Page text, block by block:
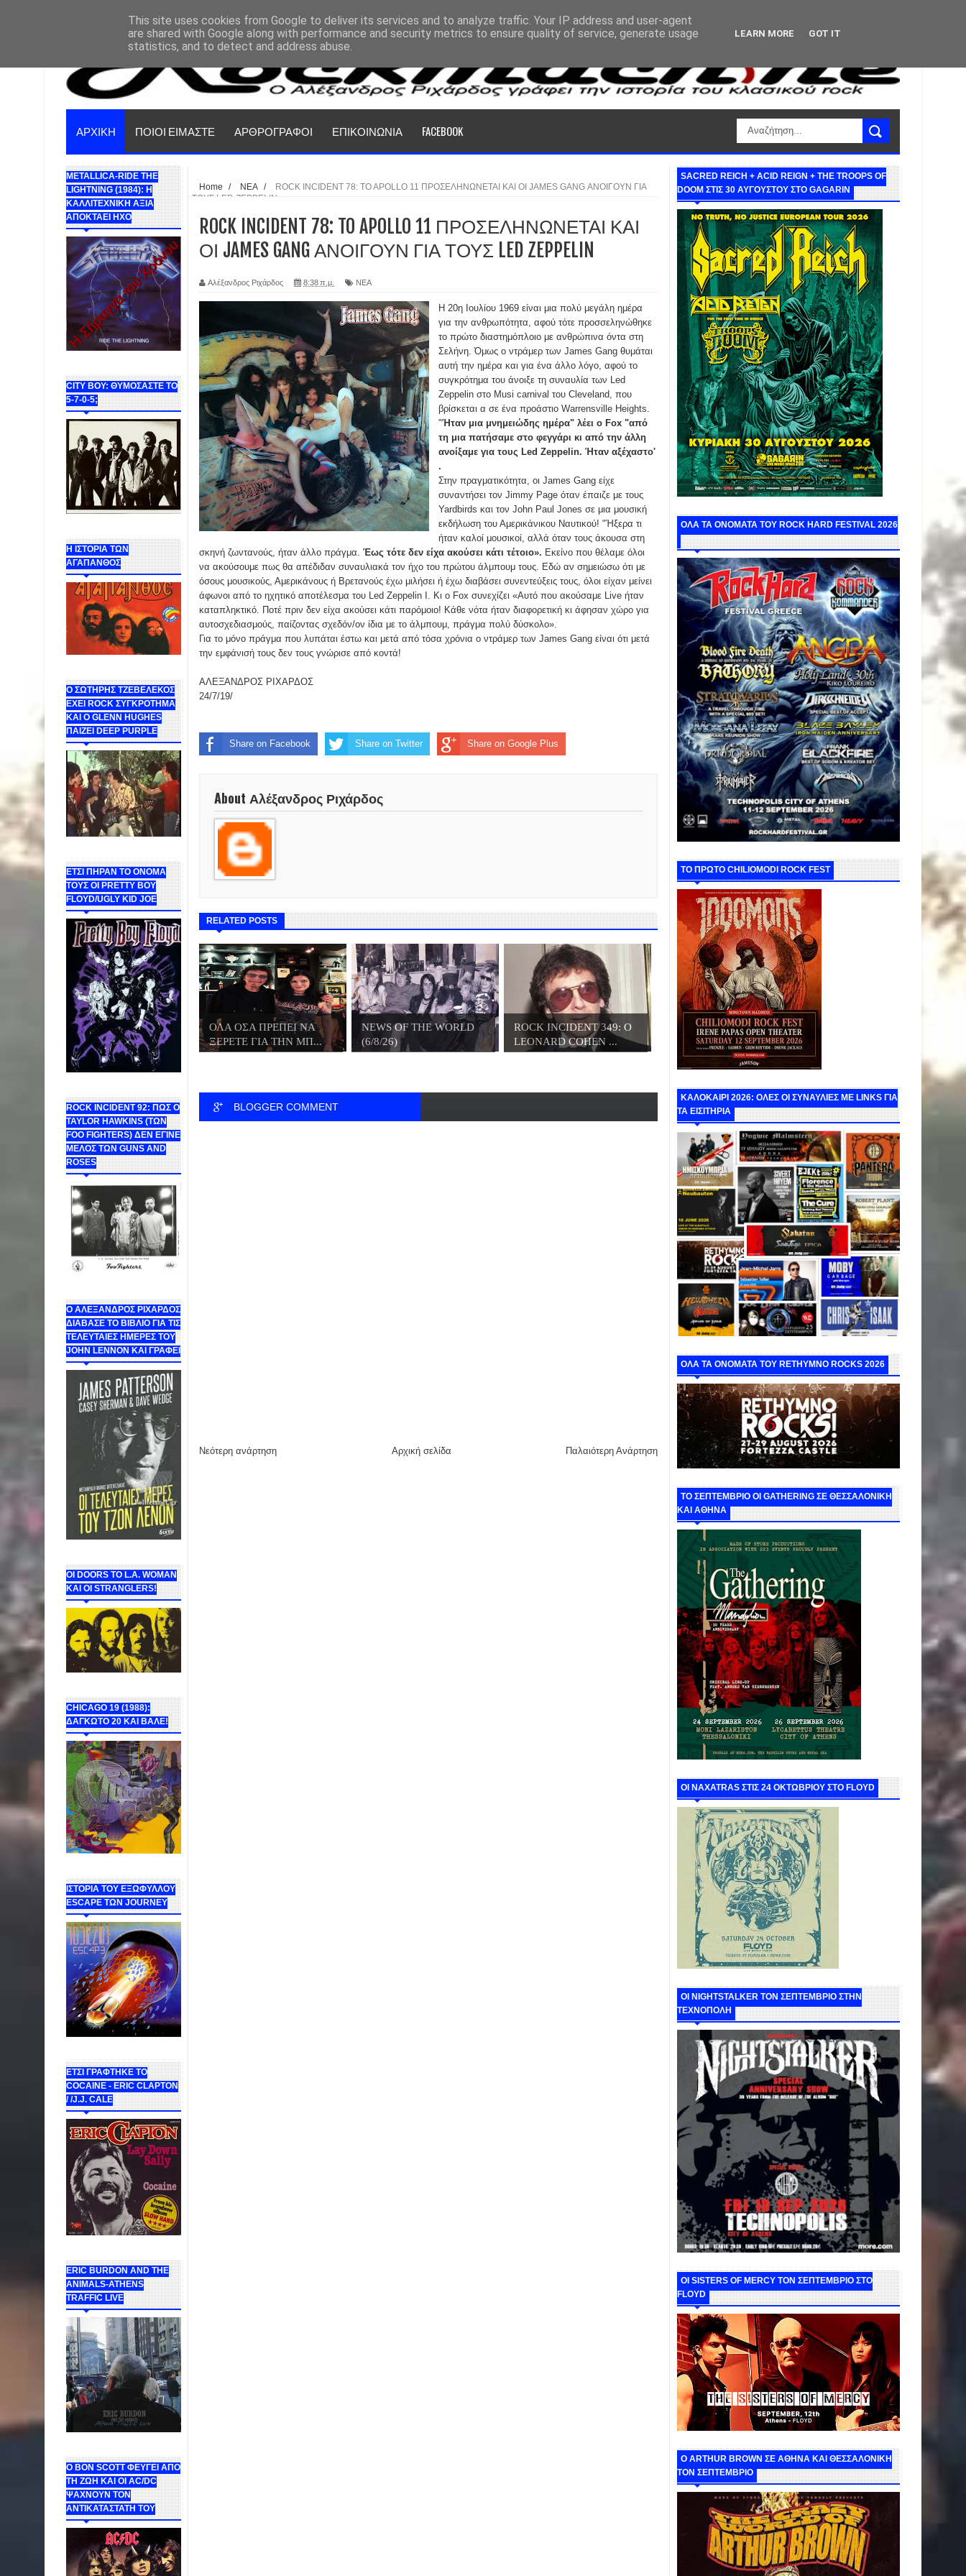
ΑΡΧΙΚΗ ΠΟΙΟΙ ΕΙΜΑΣΤΕ ΑΡΘΡΟΓΡΑΦΟΙ ΕΠΙΚΟΙΝΩΝΙΑ FACEBOOK
METALLICA-RIDE THE
LIGHTNING (1984): Η
ΚΑΛΛΙΤΕΧΝΙΚΗ ΑΞΙΑ
ΑΠΟΚΤΑΕΙ ΗΧΟ
CITY BOY: ΘΥΜΟΣΑΣΤΕ ΤΟ
5-7-0-5;
Η ΙΣΤΟΡΙΑ ΤΩΝ
ΑΓΑΠΑΝΘΟΣ
Ο ΣΩΤΗΡΗΣ ΤΖΕΒΕΛΕΚΟΣ
ΕΧΕΙ ROCK ΣΥΓΚΡΟΤΗΜΑ
ΚΑΙ Ο GLENN HUGHES
ΠΑΙΖΕΙ DEEP PURPLE
ΕΤΣΙ ΠΗΡΑΝ ΤΟ ΟΝΟΜΑ
ΤΟΥΣ ΟΙ PRETTY BOY
FLOYD/UGLY KID JOE
ROCK INCIDENT 92: ΠΩΣ Ο
TAYLOR HAWKINS (ΤΩΝ
FOO FIGHTERS) ΔΕΝ ΕΓΙΝΕ
ΜΕΛΟΣ ΤΩΝ GUNS AND
ROSES
Ο ΑΛΕΞΑΝΔΡΟΣ ΡΙΧΑΡΔΟΣ
ΔΙΑΒΑΣΕ ΤΟ ΒΙΒΛΙΟ ΓΙΑ ΤΙΣ
ΤΕΛΕΥΤΑΙΕΣ ΗΜΕΡΕΣ ΤΟΥ
JOHN LENNON ΚΑΙ ΓΡΑΦΕΙ
ΟΙ DOORS ΤΟ L.A. WOMAN
KAI OI STRANGLERS!
CHICAGO 19 (1988):
ΔΑΓΚΩΤΟ 20 ΚΑΙ ΒΑΛΕ!
ΙΣΤΟΡΙΑ ΤΟΥ ΕΞΩΦΥΛΛΟΥ
ESCAPE ΤΩΝ JOURNEY
ΕΤΣΙ ΓΡΑΦΤΗΚΕ ΤΟ
COCAINE - ERIC CLAPTON
/ /J.J. CALE
ERIC BURDON AND THE
ANIMALS-ATHENS
TRAFFIC LIVE
Ο BON SCOTT ΦΕΥΓΕΙ ΑΠΟ
ΤΗ ΖΩΗ ΚΑΙ ΟΙ AC/DC
ΨΑΧΝΟΥΝ ΤΟΝ
ΑΝΤΙΚΑΤΑΣΤΑΤΗ ΤΟΥ
Home / ΝΕΑ /
ROCK INCIDENT 78: TO APOLLO 11 ΠΡΟΣΕΛΗΝΩΝΕΤΑΙ ΚΑΙ ΟΙ JAMES GANG ΑΝΟΙΓΟΥΝ ΓΙΑ
ΤΟΥΣ LED ZEPPELIN
ROCK INCIDENT 78: TO APOLLO 11 ΠΡΟΣΕΛΗΝΩΝΕΤΑΙ ΚΑΙ
ΟΙ JAMES GANG ΑΝΟΙΓΟΥΝ ΓΙΑ ΤΟΥΣ LED ZEPPELIN
Αλέξανδρος Ριχάρδος 8:38 π.μ. ΝΕΑ
Η 20η Ιουλίου 1969 είναι μια πολύ μεγάλη ημέρα
για την ανθρωπότητα, αφού τότε προσσεληνώθηκε
το πρώτο διαστημόπλοιο με ανθρώπινα όντα στη
Σελήνη. Όμως ο ντράμερ των James Gang θυμάται
αυτή την ημέρα και για ένα άλλο λόγο, αφού το
συγκρότημα του άνοιξε τη συναυλία των Led
Zeppelin στο Musi carnival του Cleveland, που
βρίσκεται α σε ένα προάστιο Warrensville Heights.
"Ήταν μια μνημειώδης ημέρα" λέει ο Fox "από
τη μια πατήσαμε στο φεγγάρι κι από την άλλη
ανοίξαμε για τους Led Zeppelin. Ήταν αξέχαστο'
.
Στην πραγματικότητα, οι James Gang είχε
συναντήσει τον Jimmy Page όταν έπαιζε με τους
Yardbirds και τον John Paul Jones σε μια μουσική
εκδήλωση του Αμερικάνικου Ναυτικού! "Ήξερα τι
ήταν καλοί μουσικοί, αλλά όταν τους άκουσα στη
σκηνή ζωντανούς, ήταν άλλο πράγμα. Έως τότε δεν είχα ακούσει κάτι τέτοιο». Εκείνο που θέλαμε όλοι
να ακούσουμε πως θα απέδιδαν συναυλιακά τον ήχο του πρώτου άλμπουμ τους. Εδώ αν σημειώσω ότι με
όσους μουσικούς, Αμερικάνους ή Βρετανούς έχω μιλήσει ή έχω διαβάσει συνεντεύξεις τους, όλοι είχαν μείνει
άφωνοι από το ηχητικό αποτέλεσμα του Led Zeppelin I. Κι ο Fox συνεχίζει «Αυτό που ακούσαμε Live ήταν
καταπληκτικό. Ποτέ πριν δεν είχα ακούσει κάτι παρόμοιο! Κάθε νότα ήταν διαφορετική κι άφησαν χώρο για
αυτοσχεδιασμούς, παίζοντας σχεδόν/ον ίδια με το άλμπουμ, πράγμα πολύ δύσκολο».
Για το μόνο πράγμα που λυπάται έστω και μετά από τόσα χρόνια ο ντράμερ των James Gang είναι ότι μετά
την εμφάνισή τους δεν τους γνώρισε από κοντά!
ΑΛΕΞΑΝΔΡΟΣ ΡΙΧΑΡΔΟΣ
24/7/19/
Share on Facebook Share on Twitter Share on Google Plus
About Αλέξανδρος Ριχάρδος
RELATED POSTS
ΟΛΑ ΟΣΑ ΠΡΕΠΕΙ ΝΑ
ΞΕΡΕΤΕ ΓΙΑ ΤΗΝ ΜΠ...
NEWS OF THE WORLD
(6/8/26)
ROCK INCIDENT 349: O
LEONARD COHEN ...
BLOGGER COMMENT
Νεότερη ανάρτηση Παλαιότερη Ανάρτηση
Αρχική σελίδα
SACRED REICH + ACID REIGN + THE TROOPS OF
DOOM ΣΤΙΣ 30 ΑΥΓΟΥΣΤΟΥ ΣΤΟ GAGARIN
ΟΛΑ ΤΑ ΟΝΟΜΑΤΑ ΤΟΥ ROCK HARD FESTIVAL 2026
ΤΟ ΠΡΩΤΟ CHILIOMODI ROCK FEST
ΚΑΛΟΚΑΙΡΙ 2026: ΟΛΕΣ ΟΙ ΣΥΝΑΥΛΙΕΣ ΜΕ LINKS ΓΙΑ
ΤΑ ΕΙΣΙΤΗΡΙΑ
ΟΛΑ ΤΑ ΟΝΟΜΑΤΑ ΤΟΥ RETHYMNO ROCKS 2026
ΤΟ ΣΕΠΤΕΜΒΡΙΟ ΟΙ GATHERING ΣΕ ΘΕΣΣΑΛΟΝΙΚΗ
ΚΑΙ ΑΘΗΝΑ
ΟΙ NAXATRAS ΣΤΙΣ 24 ΟΚΤΩΒΡΙΟΥ ΣΤΟ FLOYD
ΟΙ NIGHTSTALKER ΤΟΝ ΣΕΠΤΕΜΒΡΙΟ ΣΤΗΝ
ΤΕΧΝΟΠΟΛΗ
ΟΙ SISTERS OF MERCY ΤΟΝ ΣΕΠΤΕΜΒΡΙΟ ΣΤΟ
FLOYD
O ARTHUR BROWN ΣΕ ΑΘΗΝΑ ΚΑΙ ΘΕΣΣΑΛΟΝΙΚΗ
ΤΟΝ ΣΕΠΤΕΜΒΡΙΟ
This site uses cookies from Google to deliver its services and to analyze traffic. Your IP address and user-agent
are shared with Google along with performance and security metrics to ensure quality of service, generate usage
statistics, and to detect and address abuse.
LEARN MORE GOT IT